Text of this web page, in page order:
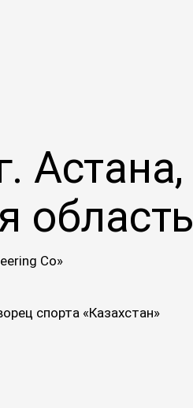
Астана,
область
Co»
спорта «Казахстан»